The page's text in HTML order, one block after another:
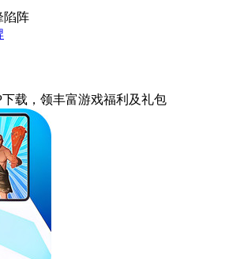
陷阵
下载 ，领丰富游戏福利 及礼包